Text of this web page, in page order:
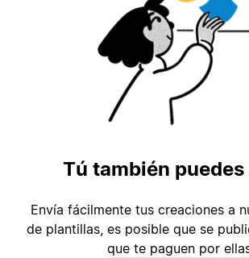
Tú también
Envía fácilmente tus creaciones a
de plantillas, es posible que se
que te paguen por